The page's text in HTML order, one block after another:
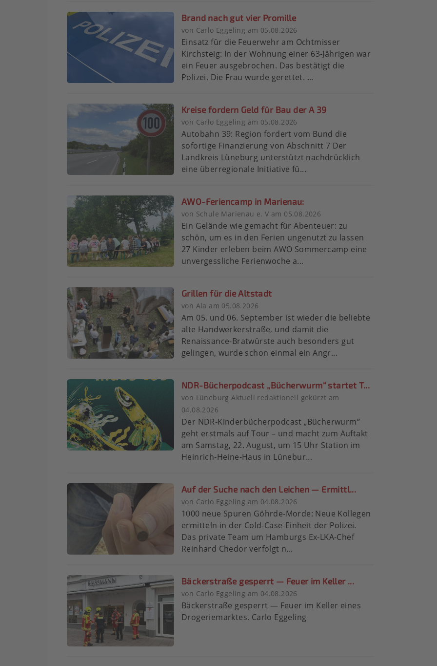
Brand nach gut vier Promille
von Carlo Eggeling am 05.08.2026
Einsatz für die Feuerwehr am Ochtmisser
Kirchsteig: In der Wohnung einer 63-Jährigen war
ein Feuer ausgebrochen. Das bestätigt die
Polizei. Die Frau wurde gerettet. ...
Kreise fordern Geld für Bau der A 39
von Carlo Eggeling am 05.08.2026
Autobahn 39: Region fordert vom Bund die
sofortige Finanzierung von Abschnitt 7 Der
Landkreis Lüneburg unterstützt nachdrücklich
eine überregionale Initiative fü...
AWO-Feriencamp in Marienau:
von Schule Marienau e. V am 05.08.2026
Ein Gelände wie gemacht für Abenteuer: zu
schön, um es in den Ferien ungenutzt zu lassen
27 Kinder erleben beim AWO Sommercamp eine
unvergessliche Ferienwoche a...
Grillen für die Altstadt
von Ala am 05.08.2026
Am 05. und 06. September ist wieder die beliebte
alte Handwerkerstraße, und damit die
Renaissance-Bratwürste auch besonders gut
gelingen, wurde schon einmal ein Angr...
NDR-Bücherpodcast „Bücherwurm“ startet T...
von Lüneburg Aktuell redaktionell gekürzt am
04.08.2026
Der NDR-Kinderbücherpodcast „Bücherwurm“
geht erstmals auf Tour – und macht zum Auftakt
am Samstag, 22. August, um 15 Uhr Station im
Heinrich-Heine-Haus in Lünebur...
Auf der Suche nach den Leichen — Ermittl...
von Carlo Eggeling am 04.08.2026
1000 neue Spuren Göhrde-Morde: Neue Kollegen
ermitteln in der Cold-Case-Einheit der Polizei.
Das private Team um Hamburgs Ex-LKA-Chef
Reinhard Chedor verfolgt n...
Bäckerstraße gesperrt — Feuer im Keller ...
von Carlo Eggeling am 04.08.2026
Bäckerstraße gesperrt — Feuer im Keller eines
Drogeriemarktes. Carlo Eggeling